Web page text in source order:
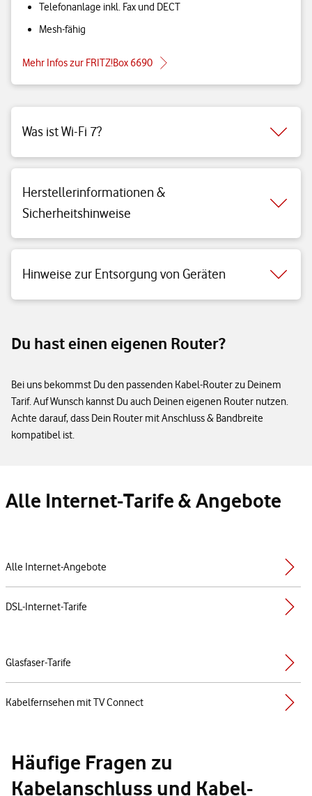
Telefonanlage inkl. Fax und DECT
Mesh-fähig
Mehr Infos zur FRITZ!Box 6690
Was ist Wi-Fi 7?
Herstellerinformationen &
Sicherheitshinweise
Hinweise zur Entsorgung von Geräten
Du hast einen eigenen Router?
Bei uns bekommst Du den passenden Kabel-Router zu Deinem
Tarif. Auf Wunsch kannst Du auch Deinen eigenen Router nutzen.
Achte darauf, dass Dein Router mit Anschluss & Bandbreite
kompatibel ist.
Alle Internet-Tarife & Angebote
Alle Internet-Angebote
DSL-Internet-Tarife
Glasfaser-Tarife
Kabelfernsehen mit TV Connect
Häufige Fragen zu
Kabelanschluss und Kabel-